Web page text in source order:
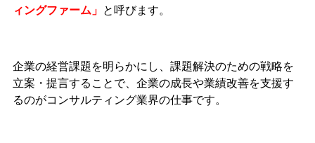
ィングファーム」 と呼びます。
企業の経営課題を明らかにし、課題解決のための戦略を
立案・提言することで、企業の成長や業績改善を支援す
るのがコンサルティング業界の仕事です。